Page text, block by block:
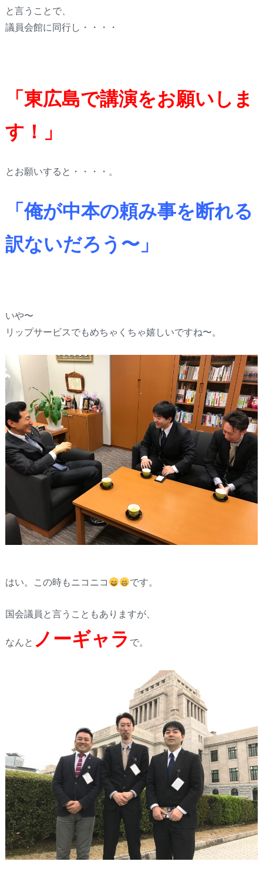
と言うことで、
議員会館に同行し・・・・
「東広島で講演をお願いしま
す！」
とお願いすると・・・・。
「俺が中本の頼み事を断れる
訳ないだろう〜」
いや〜
リップサービスでもめちゃくちゃ嬉しいですね〜。
はい。この時もニコニコ です。
国会議員と言うこともありますが、
なんと ノーギャラ で。